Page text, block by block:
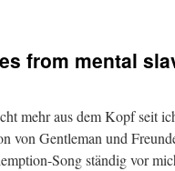
from mental
mehr aus dem Kopf seit
von Gentleman und
Song ständig vor